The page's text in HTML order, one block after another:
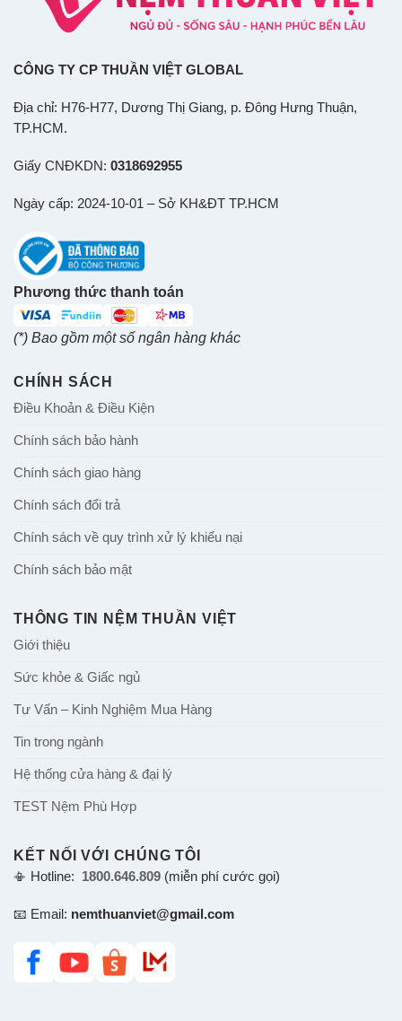
CÔNG TY CP THUẦN VIỆT GLOBAL
Địa chỉ: H76-H77, Dương Thị Giang, p. Đông Hưng Thuận,
TP.HCM.
Giấy CNĐKDN: 0318692955
Ngày cấp: 2024-10-01 – Sở KH&ĐT TP.HCM
Phương thức thanh toán
(*) Bao gồm một số ngân hàng khác
CHÍNH SÁCH
Điều Khoản & Điều Kiện
Chính sách bảo hành
Chính sách giao hàng
Chính sách đổi trả
Chính sách về quy trình xử lý khiếu nại
Chính sách bảo mật
THÔNG TIN NỆM THUẦN VIỆT
Giới thiệu
Sức khỏe & Giấc ngủ
Tư Vấn – Kinh Nghiệm Mua Hàng
Tin trong ngành
Hệ thống cửa hàng & đại lý
TEST Nệm Phù Hợp
KẾT NỐI VỚI CHÚNG TÔI
📳 Hotline: 1800.646.809 (miễn phí cước gọi)
📧 Email: nemthuanviet@gmail.com